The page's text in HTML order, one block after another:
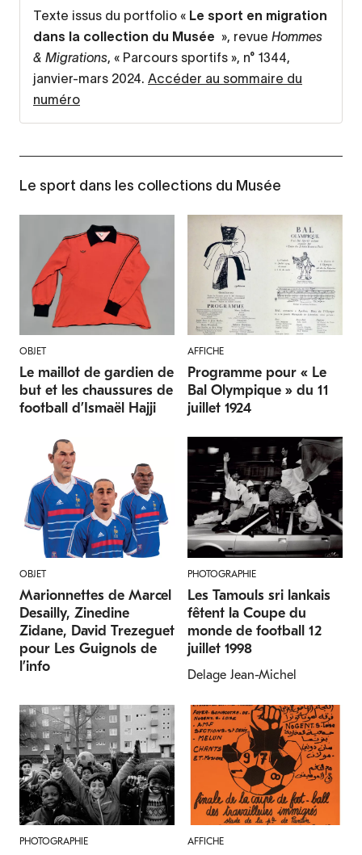
Texte issus du portfolio « Le sport en migration
dans la collection du Musée », revue Hommes
& Migrations, « Parcours sportifs », n° 1344,
janvier-mars 2024. Accéder au sommaire du
numéro
Le sport dans les collections du Musée
OBJET
Le maillot de gardien de
but et les chaussures de
football d’Ismaël Hajji
AFFICHE
Programme pour « Le
Bal Olympique » du 11
juillet 1924
OBJET
Marionnettes de Marcel
Desailly, Zinedine
Zidane, David Trezeguet
pour Les Guignols de
l’info
PHOTOGRAPHIE
Les Tamouls sri lankais
fêtent la Coupe du
monde de football 12
juillet 1998
Delage Jean-Michel
PHOTOGRAPHIE AFFICHE